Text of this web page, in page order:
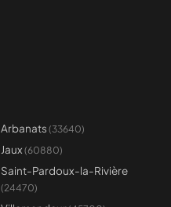
Arbanats (33640)
Jaux (60880)
Saint-Pardoux-la-Rivière
(24470)